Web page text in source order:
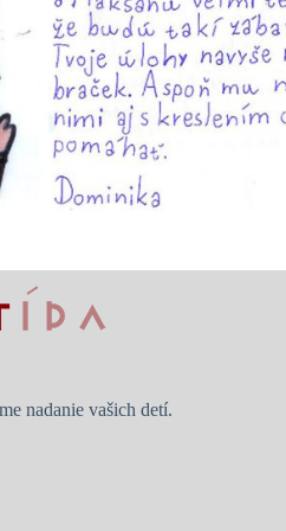
nadanie vašich detí.